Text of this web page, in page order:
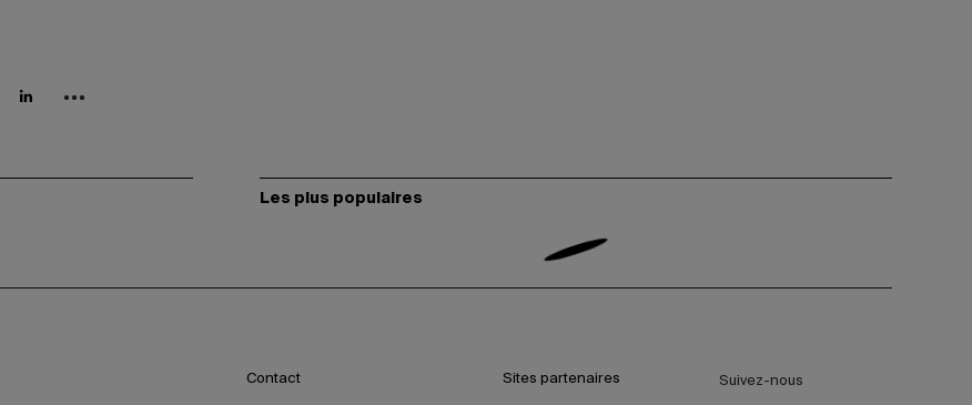
Les plus populaires
Contact Sites partenaires Suivez-nous